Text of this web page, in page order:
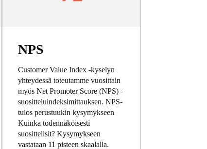
NPS
Customer Value Index -kyselyn
yhteydessä toteutamme vuosittain
myös Net Promoter Score (NPS) -
suositteluindeksimittauksen. NPS-
tulos perustuukin kysymykseen
Kuinka todennäköisesti
suosittelisit? Kysymykseen
vastataan 11 pisteen skaalalla.